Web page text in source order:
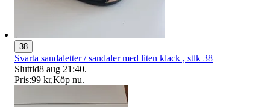
38
Svarta sandaletter / sandaler med liten klack , stlk 38
Sluttid8 aug 21:40.
Pris:99 kr,Köp nu.